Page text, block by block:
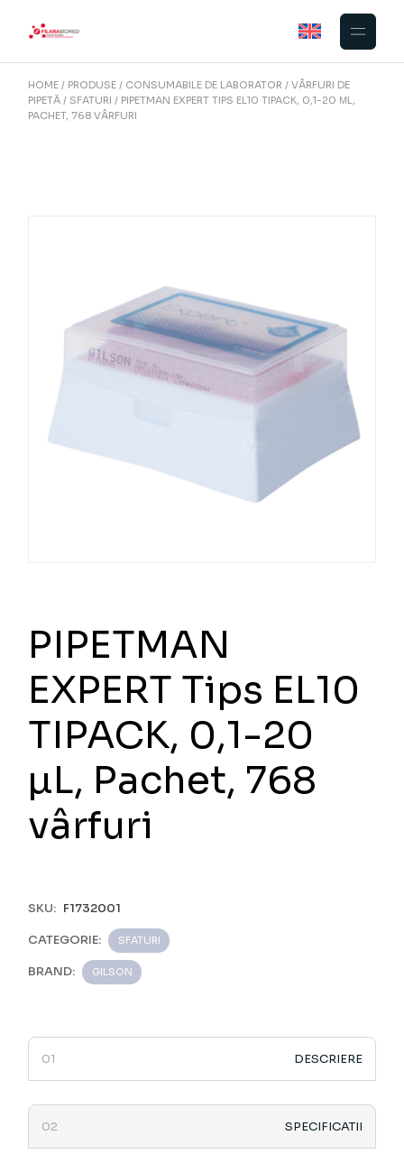
HOME PRODUSE CONSUMABILE DE LABORATOR
VÂRFURI DE
PIPETĂ
SFATURI
PIPETMAN EXPERT TIPS EL10 TIPACK, 0,1-20 ΜL,
PACHET, 768 VÂRFURI
PIPETMAN
EXPERT Tips EL10
TIPACK, 0,1-20
µL, Pachet, 768
vârfuri
SKU: F1732001
CATEGORIE: SFATURI
BRAND: GILSON
DESCRIERE
SPECIFICATII